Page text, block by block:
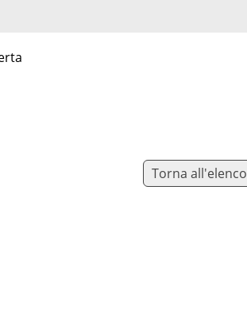
Torna all'elenco